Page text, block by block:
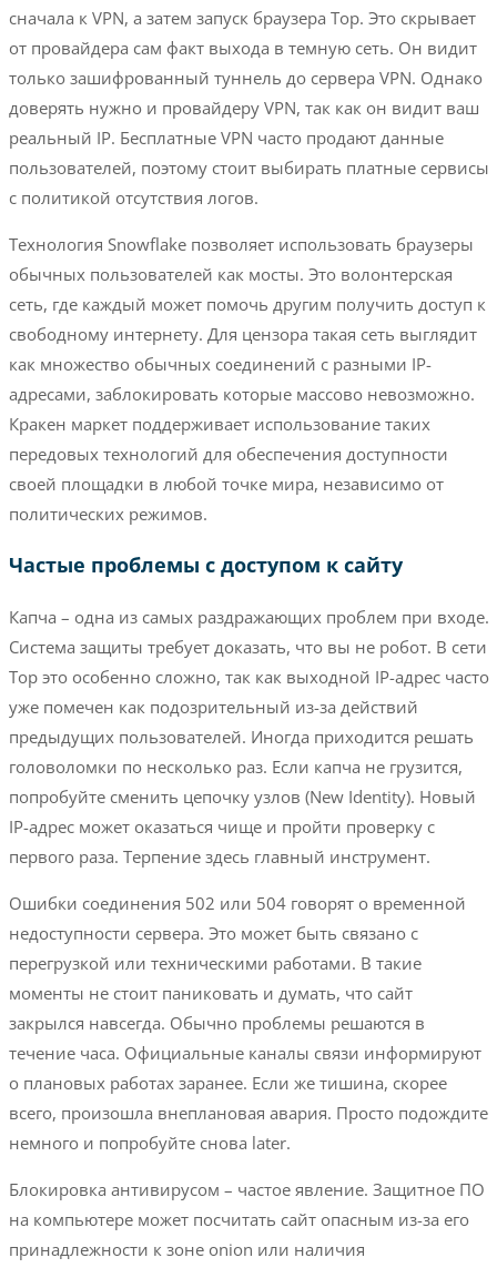
сначала к VPN, а затем запуск браузера Тор. Это скрывает
от провайдера сам факт выхода в темную сеть. Он видит
только зашифрованный туннель до сервера VPN. Однако
доверять нужно и провайдеру VPN, так как он видит ваш
реальный IP. Бесплатные VPN часто продают данные
пользователей, поэтому стоит выбирать платные сервисы
с политикой отсутствия логов.
Технология Snowflake позволяет использовать браузеры
обычных пользователей как мосты. Это волонтерская
сеть, где каждый может помочь другим получить доступ к
свободному интернету. Для цензора такая сеть выглядит
как множество обычных соединений с разными IP-
адресами, заблокировать которые массово невозможно.
Кракен маркет поддерживает использование таких
передовых технологий для обеспечения доступности
своей площадки в любой точке мира, независимо от
политических режимов.
Частые проблемы с доступом к сайту
Капча – одна из самых раздражающих проблем при входе.
Система защиты требует доказать, что вы не робот. В сети
Тор это особенно сложно, так как выходной IP-адрес часто
уже помечен как подозрительный из-за действий
предыдущих пользователей. Иногда приходится решать
головоломки по несколько раз. Если капча не грузится,
попробуйте сменить цепочку узлов (New Identity). Новый
IP-адрес может оказаться чище и пройти проверку с
первого раза. Терпение здесь главный инструмент.
Ошибки соединения 502 или 504 говорят о временной
недоступности сервера. Это может быть связано с
перегрузкой или техническими работами. В такие
моменты не стоит паниковать и думать, что сайт
закрылся навсегда. Обычно проблемы решаются в
течение часа. Официальные каналы связи информируют
о плановых работах заранее. Если же тишина, скорее
всего, произошла внеплановая авария. Просто подождите
немного и попробуйте снова later.
Блокировка антивирусом – частое явление. Защитное ПО
на компьютере может посчитать сайт опасным из-за его
принадлежности к зоне onion или наличия